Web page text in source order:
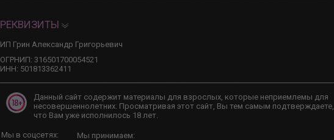
РЕКВИЗИТЫ
ИП Грин Александр Григорьевич
ОГРНИП: 316501700054521
ИНН: 501813362411
Данный сайт содержит материалы для взрослых, которые неприемлемы для
несовершеннолетних. Просматривая этот сайт, Вы тем самым подтверждаете,
что Вам уже исполнилось 18 лет.
Мы в соцсетях: Мы принимаем: